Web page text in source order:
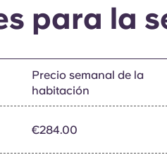
para la
Precio semanal de la
habitación
€284.00